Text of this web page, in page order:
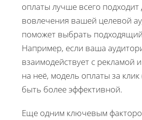
оплаты лучше всего подходит
вовлечения вашей целевой
поможет выбрать
Например, если ваша
взаимодействует с рекламой
на неё, модель оплаты за клик
быть более эффективной.
Еще одним ключевым